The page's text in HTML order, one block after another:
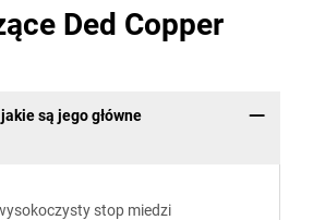
Ded Copper
są jego główne
stop miedzi